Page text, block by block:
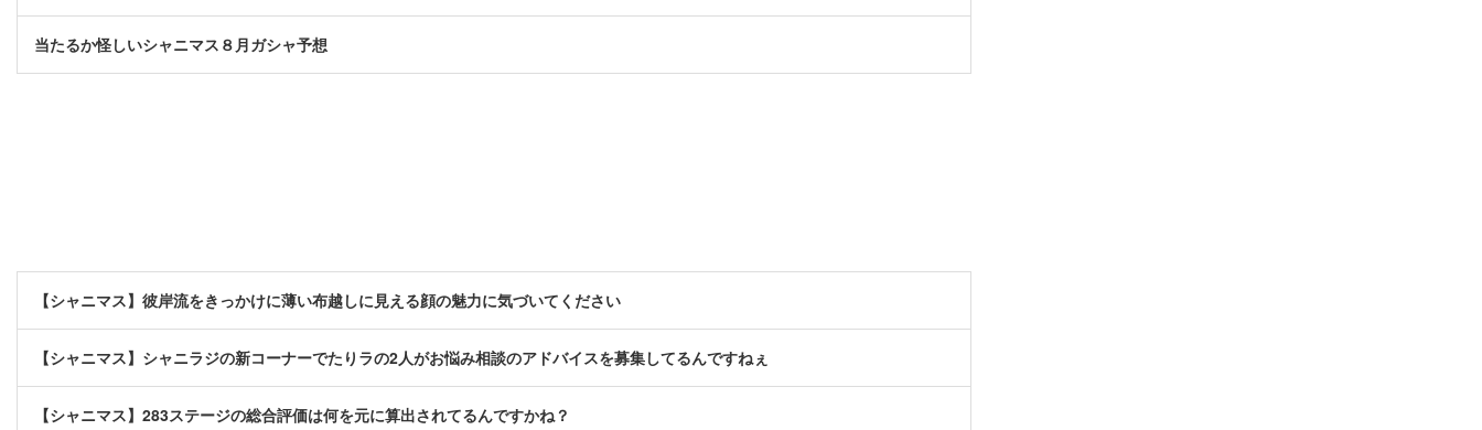
当たるか怪しいシャニマス８月ガシャ予想
【シャニマス】彼岸流をきっかけに薄い布越しに見える顔の魅力に気づいてください
【シャニマス】シャニラジの新コーナーでたりラの2人がお悩み相談のアドバイスを募集してるんですねぇ
【シャニマス】283ステージの総合評価は何を元に算出されてるんですかね？